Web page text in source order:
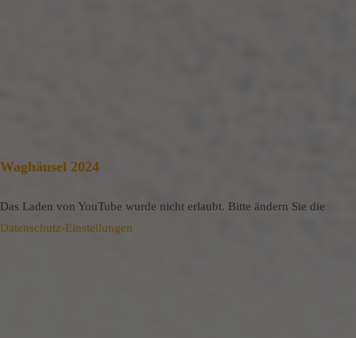
Waghäusel 2024
Das Laden von YouTube wurde nicht erlaubt. Bitte ändern Sie die
Datenschutz-Einstellungen